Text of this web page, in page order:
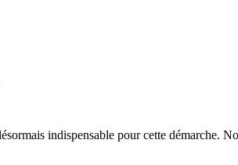
indispensable pour cette démarche.